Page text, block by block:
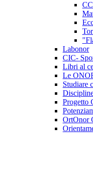
Labonor
CIC-
Libri al
Le
Studiare
Progetto
OrtOnor